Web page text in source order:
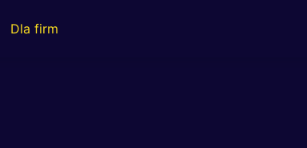
Dla firm